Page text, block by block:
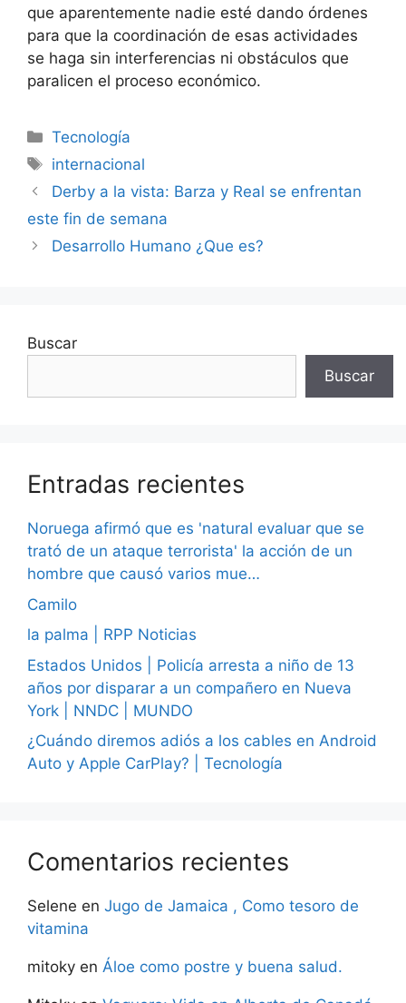
que aparentemente nadie esté dando órdenes
para que la coordinación de esas actividades
se haga sin interferencias ni obstáculos que
paralicen el proceso económico.
Categorías
Tecnología
Etiquetas
internacional
Derby a la vista: Barza y Real se enfrentan
este fin de semana
Desarrollo Humano ¿Que es?
Buscar
Buscar
Entradas recientes
Noruega afirmó que es 'natural evaluar que se
trató de un ataque terrorista' la acción de un
hombre que causó varios mue…
Camilo
la palma | RPP Noticias
Estados Unidos | Policía arresta a niño de 13
años por disparar a un compañero en Nueva
York | NNDC | MUNDO
¿Cuándo diremos adiós a los cables en Android
Auto y Apple CarPlay? | Tecnología
Comentarios recientes
Selene en Jugo de Jamaica , Como tesoro de
vitamina
mitoky en Áloe como postre y buena salud.